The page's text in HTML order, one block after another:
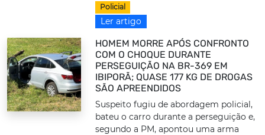
Policial
Ler artigo
HOMEM MORRE APÓS CONFRONTO
COM O CHOQUE DURANTE
PERSEGUIÇÃO NA BR-369 EM
IBIPORÃ; QUASE 177 KG DE DROGAS
SÃO APREENDIDOS
Suspeito fugiu de abordagem policial,
bateu o carro durante a perseguição e,
segundo a PM, apontou uma arma